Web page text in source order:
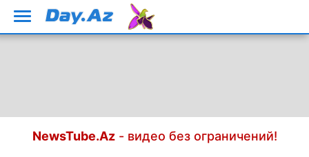
NewsTube.Az- видео без ограничений!